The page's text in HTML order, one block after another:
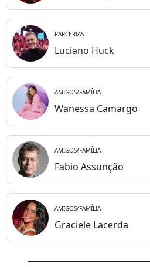
PARCERIAS
Luciano Huck
AMIGOS/FAMÍLIA
Wanessa Camargo
AMIGOS/FAMÍLIA
Fabio Assunção
AMIGOS/FAMÍLIA
Graciele Lacerda